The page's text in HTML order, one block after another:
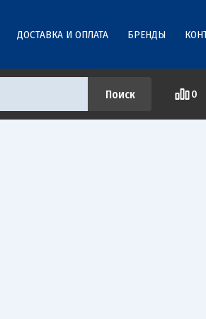
ДОСТАВКА И ОПЛАТА БРЕНДЫ
0